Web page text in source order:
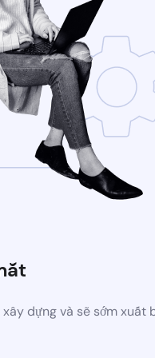
dựng và sẽ sớm xuất